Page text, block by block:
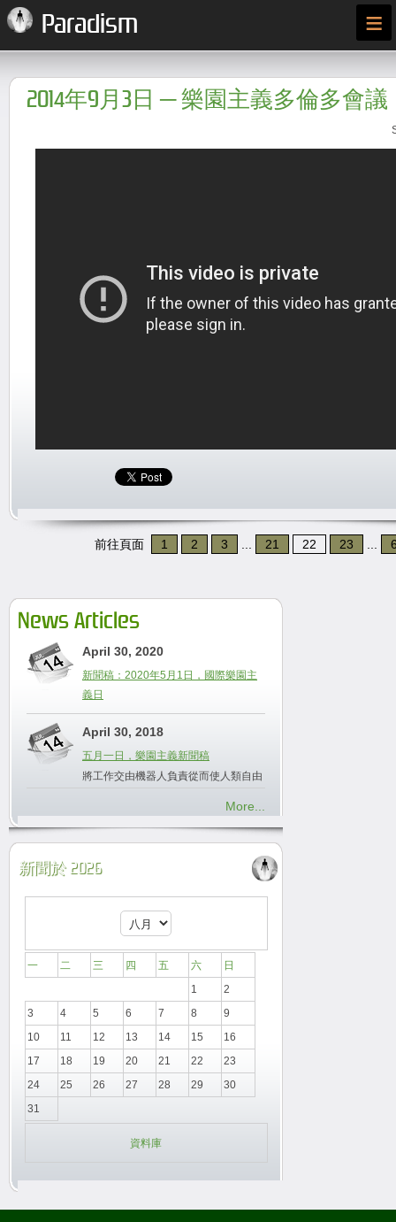
Paradism ≡
2014年9月3日 ─ 樂園主義多倫多會議
前往頁面 1 2 3 21 22 23
News Articles
April 30, 2020
新聞稿：2020年5月1日，國際樂園主
義日
April 30, 2018
五月一日，樂園主義新聞稿
將工作交由機器人負責從而使人類自由
More...
新聞於 2026
一 二 三 四 五 六
日
1
2
3
4 5 6 7 8
9
10
11 12 13 14 15
16
17
18 19 20 21 22
23
24
25 26 27 28 29
30
31
資料庫